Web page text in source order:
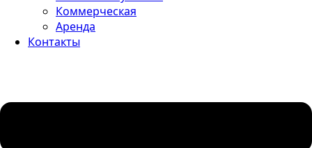
Коммерческая
Аренда
Контакты